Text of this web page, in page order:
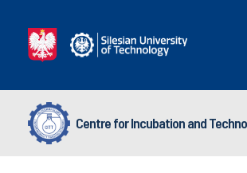
Centre for Incubation and